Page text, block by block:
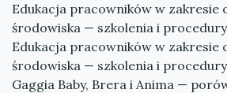
Edukacja pracowników w zakresie
środowiska — szkolenia i procedury
Edukacja pracowników w zakresie
środowiska — szkolenia i procedury
Gaggia Baby, Brera i Anima —